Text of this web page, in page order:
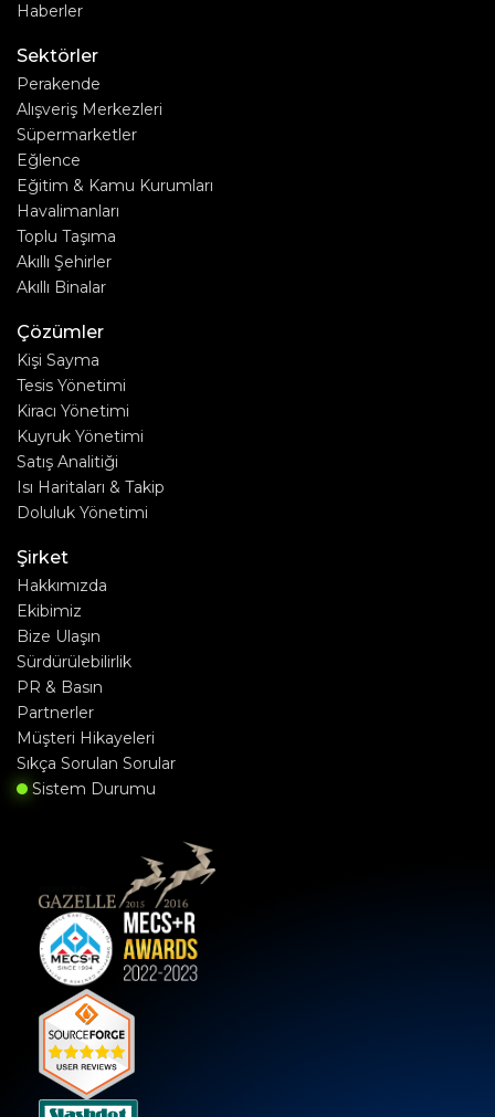
Haberler
Sektörler
Perakende
Alışveriş Merkezleri
Süpermarketler
Eğlence
Eğitim & Kamu Kurumları
Havalimanları
Toplu Taşıma
Akıllı Şehirler
Akıllı Binalar
Çözümler
Kişi Sayma
Tesis Yönetimi
Kiracı Yönetimi
Kuyruk Yönetimi
Satış Analitiği
Isı Haritaları & Takip
Doluluk Yönetimi
Şirket
Hakkımızda
Ekibimiz
Bize Ulaşın
Sürdürülebilirlik
PR & Basın
Partnerler
Müşteri Hikayeleri
Sıkça Sorulan Sorular
Sistem Durumu